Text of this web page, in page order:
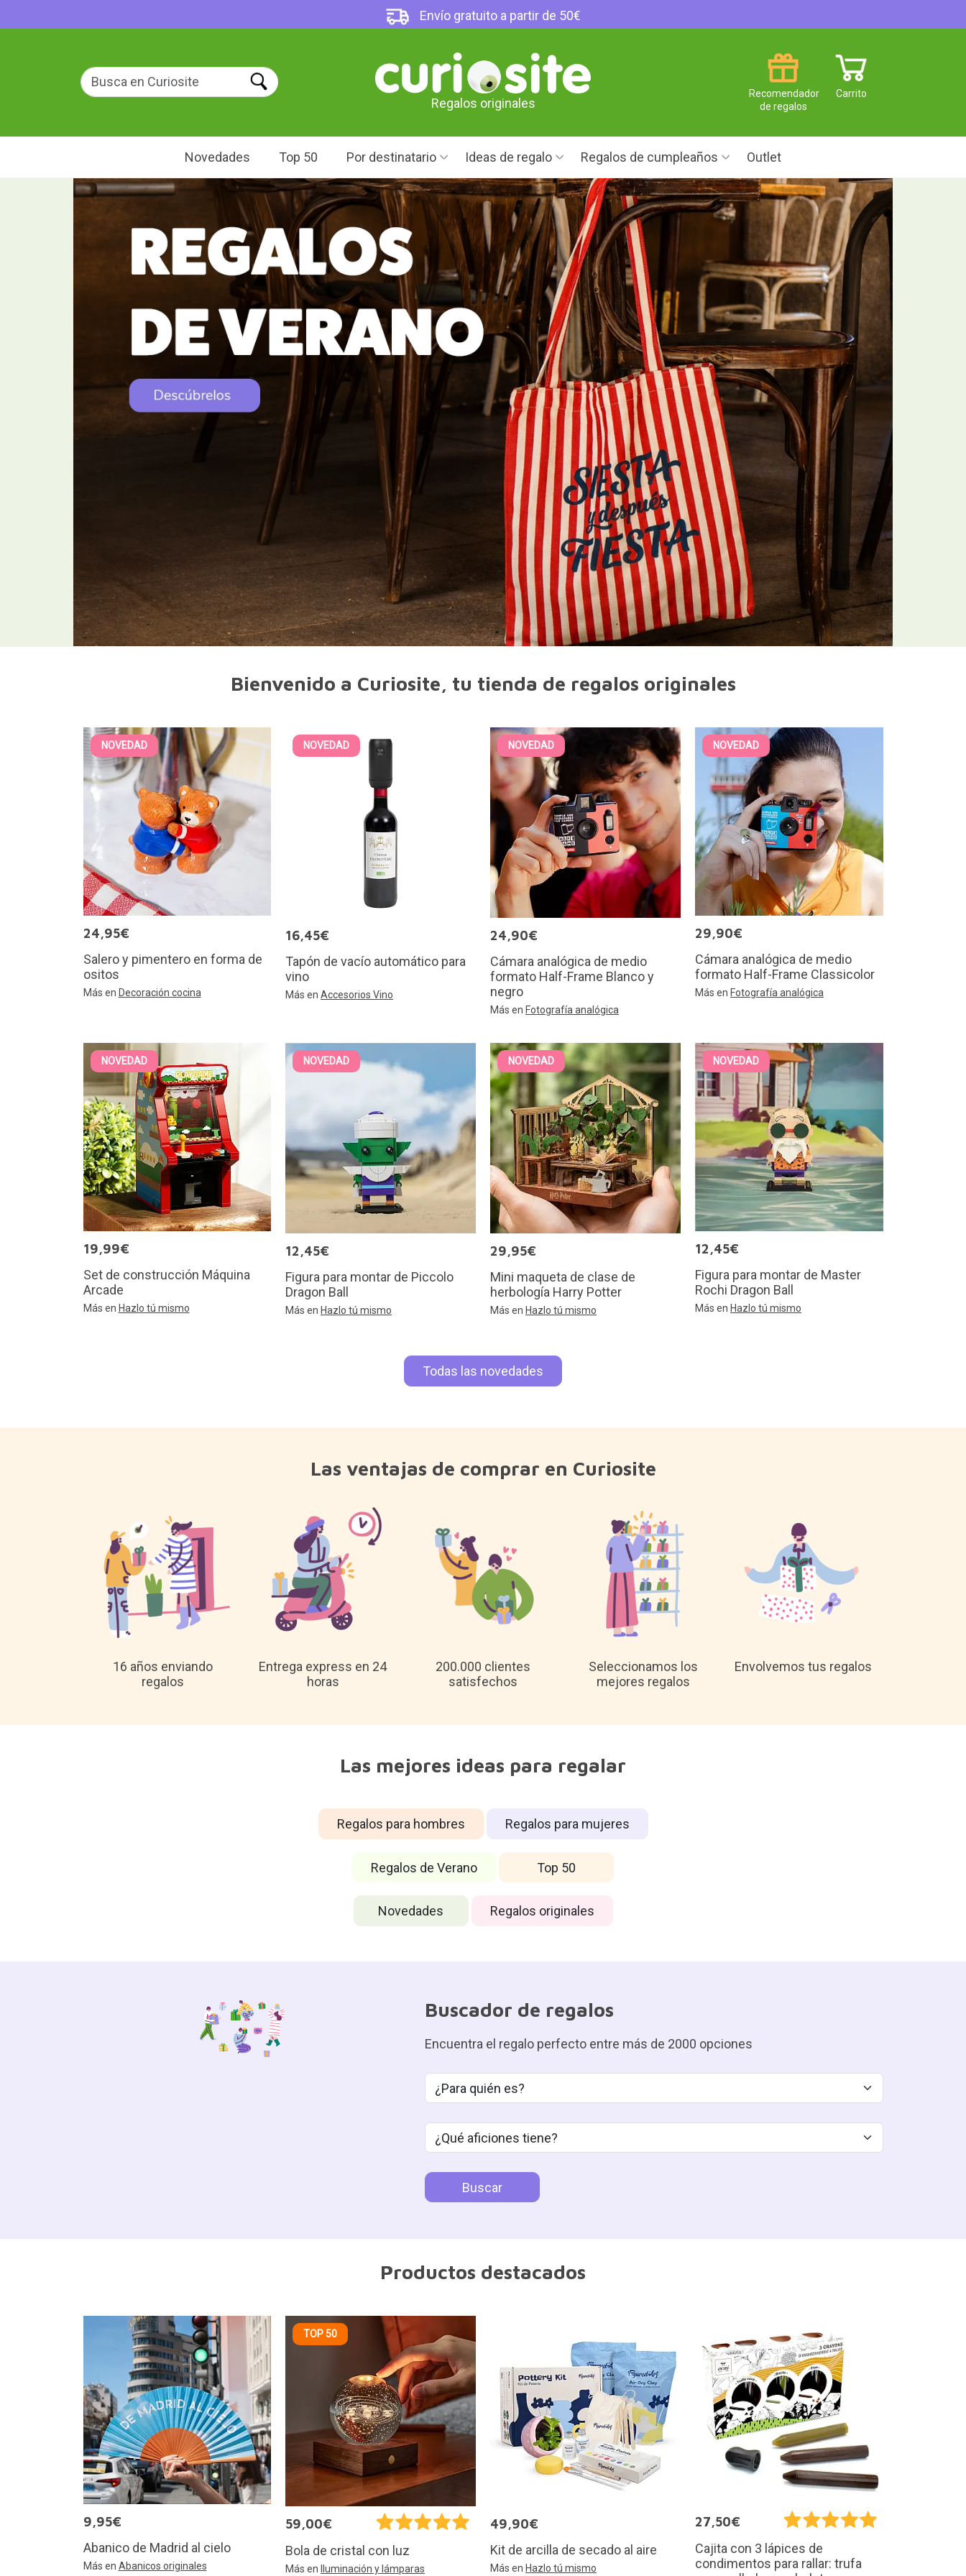
Envío gratuito a partir de 50€
Regalos originales
Carrito
Recomendador
de regalos
Novedades Top 50 Por destinatario Ideas de regalo Regalos de cumpleaños Outlet
Bienvenido a Curiosite, tu tienda de regalos originales
NOVEDAD
24,95€
Salero y pimentero en forma de
ositos
Más en Decoración cocina
NOVEDAD
16,45€
Tapón de vacío automático para
vino
Más en Accesorios Vino
NOVEDAD
24,90€
Cámara analógica de medio
formato Half-Frame Blanco y
negro
Más en Fotografía analógica
NOVEDAD
29,90€
Cámara analógica de medio
formato Half-Frame Classicolor
Más en Fotografía analógica
NOVEDAD
19,99€
Set de construcción Máquina
Arcade
Más en Hazlo tú mismo
NOVEDAD
12,45€
Figura para montar de Piccolo
Dragon Ball
Más en Hazlo tú mismo
NOVEDAD
29,95€
Mini maqueta de clase de
herbología Harry Potter
Más en Hazlo tú mismo
NOVEDAD
12,45€
Figura para montar de Master
Rochi Dragon Ball
Más en Hazlo tú mismo
Todas las novedades
Las ventajas de comprar en Curiosite
16 años enviando
regalos
Entrega express en 24
horas
200.000 clientes
satisfechos
Seleccionamos los
mejores regalos
Envolvemos tus regalos
Las mejores ideas para regalar
Regalos para hombres Regalos para mujeres
Regalos de Verano Top 50
Novedades Regalos originales
Buscador de regalos
Encuentra el regalo perfecto entre más de 2000 opciones
¿Qué aficiones tiene?
Tu presupuesto
Buscar
Productos destacados
9,95€
Abanico de Madrid al cielo
Más en Abanicos originales
TOP 50
59,00€
Bola de cristal con luz
Más en Iluminación y lámparas
49,90€
Kit de arcilla de secado al aire
Más en Hazlo tú mismo
27,50€
Cajita con 3 lápices de
condimentos para rallar: trufa